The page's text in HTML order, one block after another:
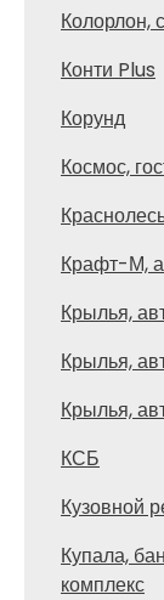
Колорлон,
Конти Plus
Корунд
Космос,
Крафт-М,
Крылья,
Крылья,
Крылья,
КСБ
Кузовной
Купала,
комплекс